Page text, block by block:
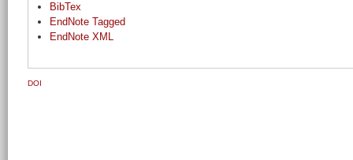
BibTex
EndNote Tagged
EndNote XML
DOI